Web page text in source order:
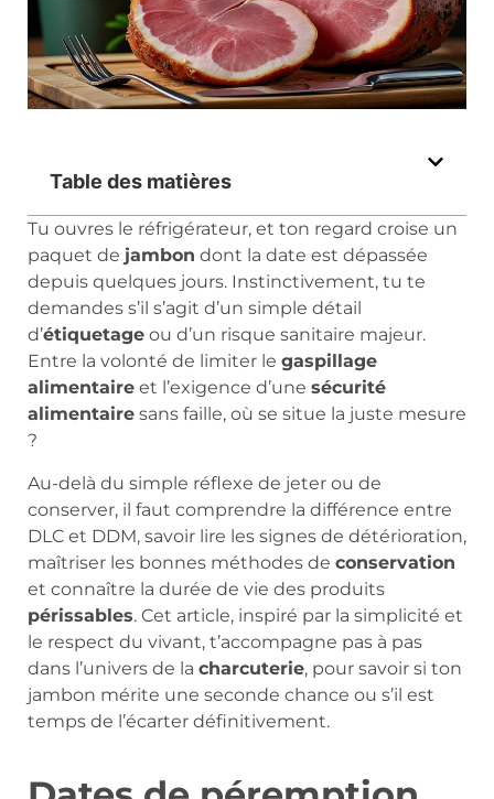
Table des matières
Tu ouvres le réfrigérateur, et ton regard croise un
paquet de jambon dont la date est dépassée
depuis quelques jours. Instinctivement, tu te
demandes s’il s’agit d’un simple détail
d’étiquetage ou d’un risque sanitaire majeur.
Entre la volonté de limiter le gaspillage
alimentaire et l’exigence d’une sécurité
alimentaire sans faille, où se situe la juste mesure
?
Au-delà du simple réflexe de jeter ou de
conserver, il faut comprendre la différence entre
DLC et DDM, savoir lire les signes de détérioration,
maîtriser les bonnes méthodes de conservation
et connaître la durée de vie des produits
périssables. Cet article, inspiré par la simplicité et
le respect du vivant, t’accompagne pas à pas
dans l’univers de la charcuterie, pour savoir si ton
jambon mérite une seconde chance ou s’il est
temps de l’écarter définitivement.